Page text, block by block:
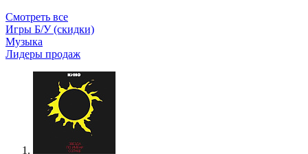
Смотреть все
Игры Б/У (скидки)
Музыка
Лидеры продаж